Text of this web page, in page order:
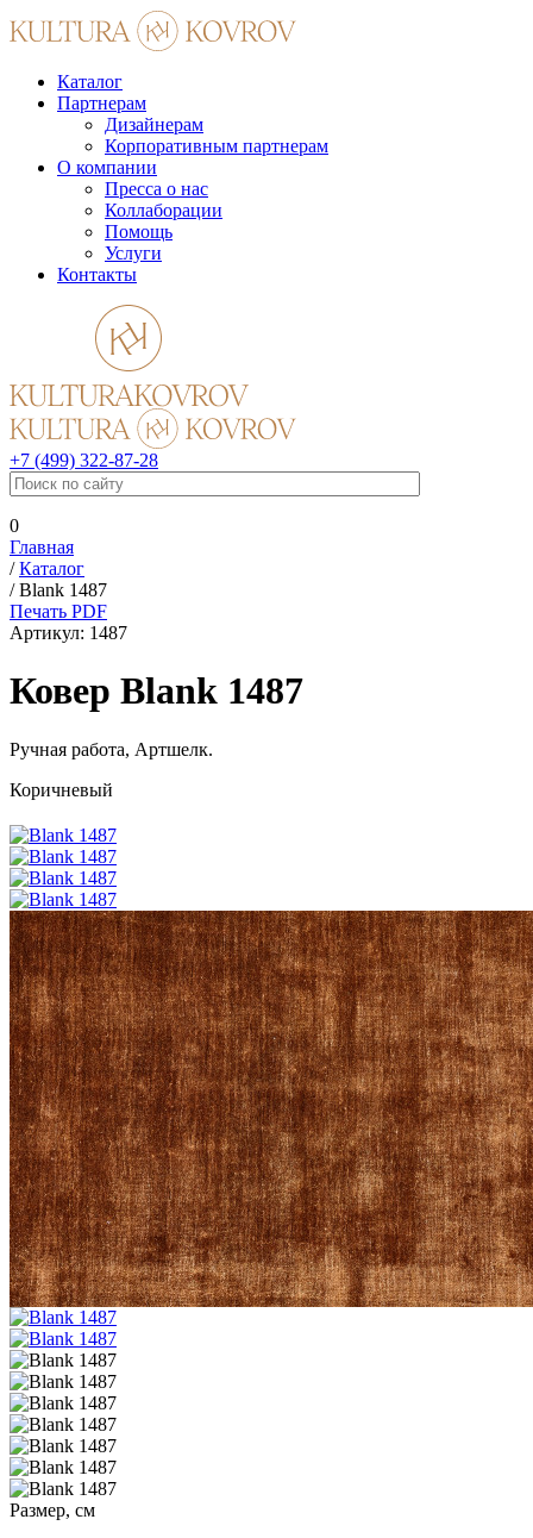
Каталог
Партнерам
Дизайнерам
Корпоративным партнерам
О компании
Пресса о нас
Коллаборации
Помощь
Услуги
Контакты
+7 (499) 322-87-28
0
Главная
/Каталог
/Blank 1487
Печать PDF
Артикул: 1487
Ковер Blank 1487
Ручная работа, Артшелк.
Коричневый
Размер, см